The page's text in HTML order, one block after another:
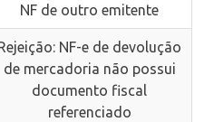
NF de outro emitente
NF-e de devolução
de mercadoria não possui
documento fiscal
referenciado